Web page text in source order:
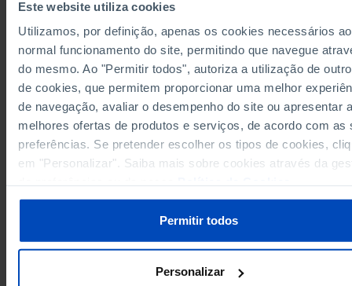
Este website utiliza cookies
Utilizamos, por definição, apenas os cookies necessários ao
normal funcionamento do site, permitindo que navegue
do mesmo. Ao "Permitir todos", autoriza a utilização de
de cookies, que permitem proporcionar uma melhor
de navegação, avaliar o desempenho do site ou apresentar
melhores ofertas de produtos e serviços, de acordo com as
preferências. Se pretender escolher os tipos de cookies,
em "Personalizar". Saiba mais sobre cookies através da
Permitir todos
Personalizar
2020
2021
0,3
2022
2,2
2023
3,2
2024
3,0
2025
3,1
Fontes/Entidades: BdP, PORDATA
RELACIONADOS
Dívida pública: dívida das Administrações Públicas em Portugal